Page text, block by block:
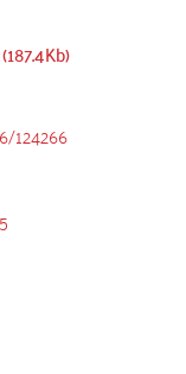
124266